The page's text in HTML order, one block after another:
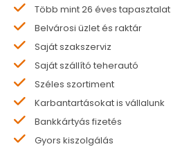
Több mint 26 éves tapasztalat
Belvárosi üzlet és raktár
Saját szakszerviz
Saját szállító teherautó
Széles szortiment
Karbantartásokat is vállalunk
Bankkártyás fizetés
Gyors kiszolgálás